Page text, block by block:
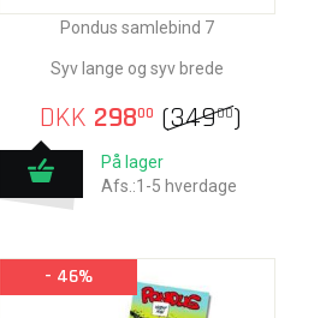
Pondus samlebind 7
Syv lange og syv brede
DKK 29800 (34900)
På lager
Afs.:1-5 hverdage
- 46%